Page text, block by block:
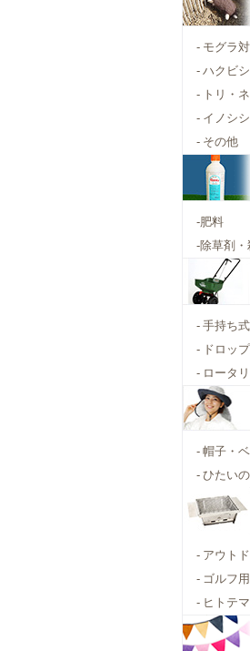
- モグラ
- ハクビ
- トリ・
- イノシ
- その他
-肥料
-除草剤・
- 手持ち式
- ドロッ
- ロータ
- 帽子・
- ひたい
- アウト
- ゴルフ
- ヒトテ